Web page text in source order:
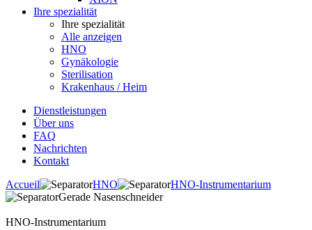
Ihre spezialität
Ihre spezialität
Alle anzeigen
HNO
Gynäkologie
Sterilisation
Krakenhaus / Heim
Dienstleistungen
Über uns
FAQ
Nachrichten
Kontakt
Accueil
HNO
HNO-Instrumentarium
Gerade Nasenschneider
HNO-Instrumentarium